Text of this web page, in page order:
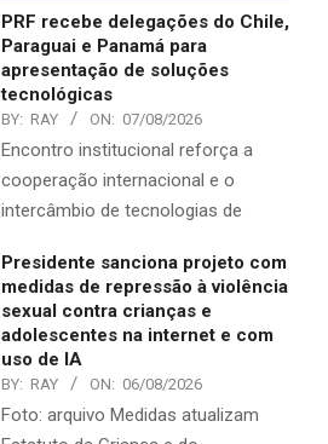
PRF recebe delegações do Chile,
Paraguai e Panamá para
apresentação de soluções
tecnológicas
BY: RAY ON: 07/08/2026
Encontro institucional reforça a
cooperação internacional e o
intercâmbio de tecnologias de
Presidente sanciona projeto com
medidas de repressão à violência
sexual contra crianças e
adolescentes na internet e com
uso de IA
BY: RAY ON: 06/08/2026
Foto: arquivo Medidas atualizam